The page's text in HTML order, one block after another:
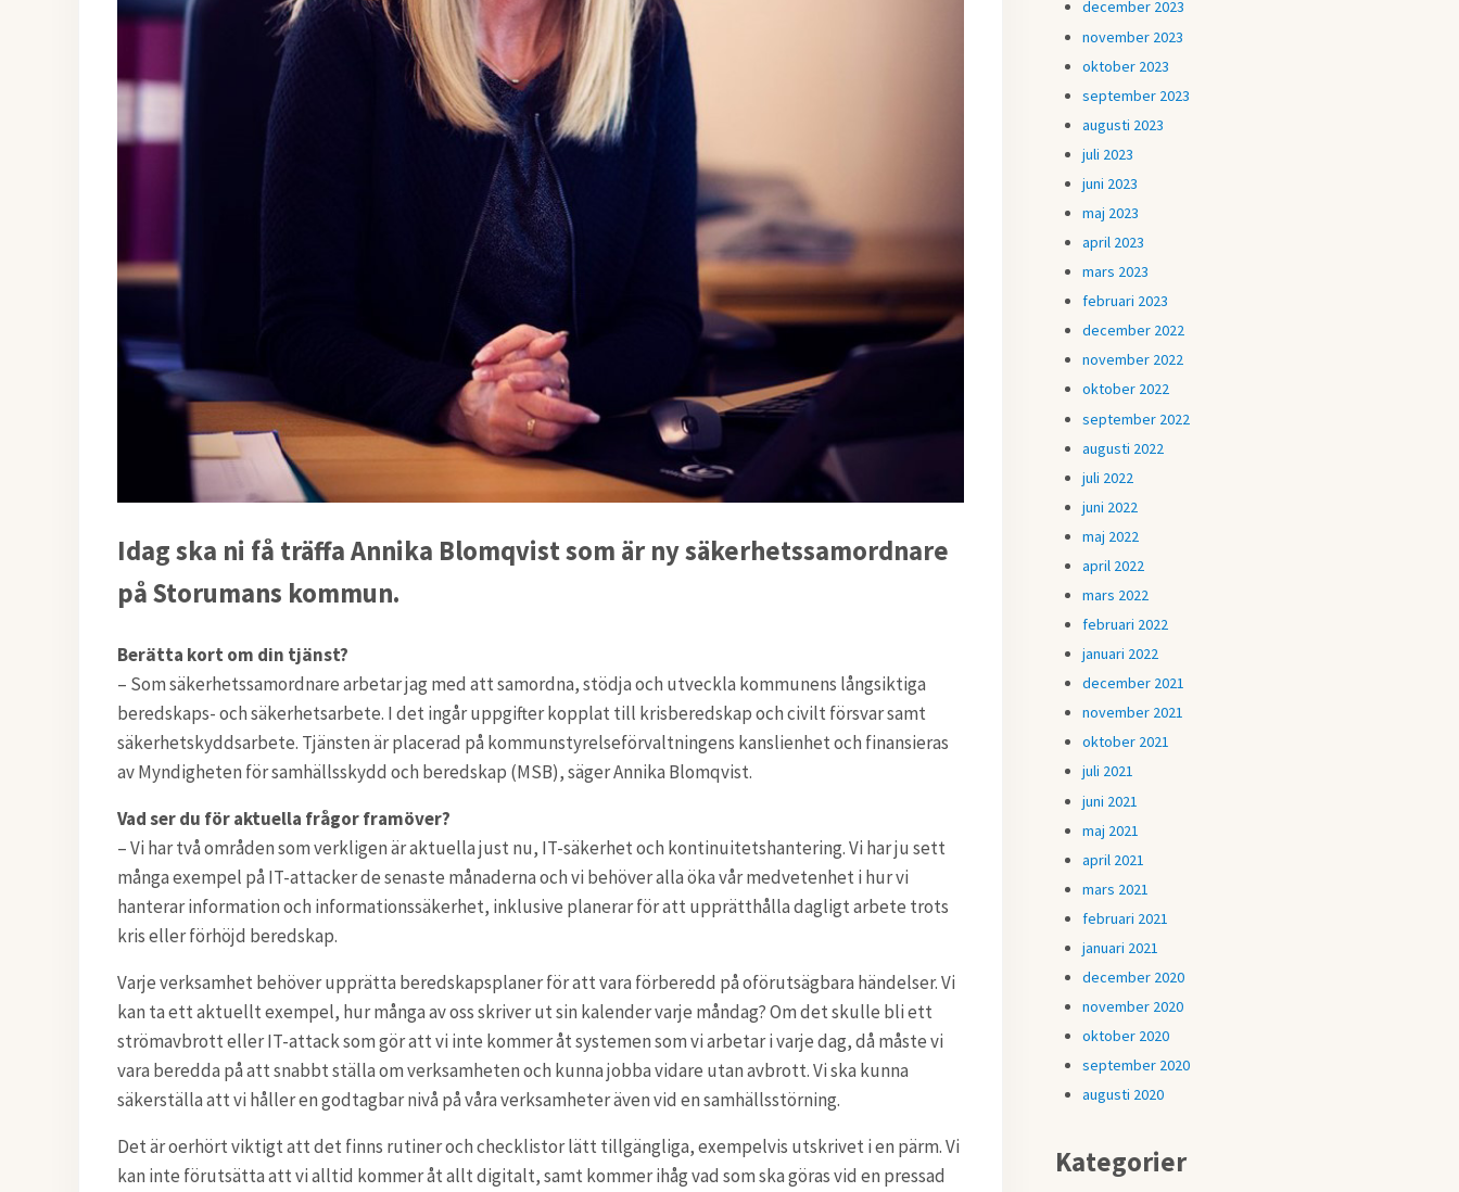
Idag ska ni få träffa Annika Blomqvist som är ny säkerhetssamordnare
på Storumans kommun.
Berätta kort om din tjänst?
– Som säkerhetssamordnare arbetar jag med att samordna, stödja och utveckla kommunens långsiktiga
beredskaps- och säkerhetsarbete. I det ingår uppgifter kopplat till krisberedskap och civilt försvar samt
säkerhetskyddsarbete. Tjänsten är placerad på kommunstyrelseförvaltningens kanslienhet och finansieras
av Myndigheten för samhällsskydd och beredskap (MSB), säger Annika Blomqvist.
Vad ser du för aktuella frågor framöver?
– Vi har två områden som verkligen är aktuella just nu, IT-säkerhet och kontinuitetshantering. Vi har ju sett
många exempel på IT-attacker de senaste månaderna och vi behöver alla öka vår medvetenhet i hur vi
hanterar information och informationssäkerhet, inklusive planerar för att upprätthålla dagligt arbete trots
kris eller förhöjd beredskap.
Varje verksamhet behöver upprätta beredskapsplaner för att vara förberedd på oförutsägbara händelser. Vi
kan ta ett aktuellt exempel, hur många av oss skriver ut sin kalender varje måndag? Om det skulle bli ett
strömavbrott eller IT-attack som gör att vi inte kommer åt systemen som vi arbetar i varje dag, då måste vi
vara beredda på att snabbt ställa om verksamheten och kunna jobba vidare utan avbrott. Vi ska kunna
säkerställa att vi håller en godtagbar nivå på våra verksamheter även vid en samhällsstörning.
Det är oerhört viktigt att det finns rutiner och checklistor lätt tillgängliga, exempelvis utskrivet i en pärm. Vi
kan inte förutsätta att vi alltid kommer åt allt digitalt, samt kommer ihåg vad som ska göras vid en pressad
december 2023
november 2023
oktober 2023
september 2023
augusti 2023
juli 2023
juni 2023
maj 2023
april 2023
mars 2023
februari 2023
december 2022
november 2022
oktober 2022
september 2022
augusti 2022
juli 2022
juni 2022
maj 2022
april 2022
mars 2022
februari 2022
januari 2022
december 2021
november 2021
oktober 2021
juli 2021
juni 2021
maj 2021
april 2021
mars 2021
februari 2021
januari 2021
december 2020
november 2020
oktober 2020
september 2020
augusti 2020
Kategorier